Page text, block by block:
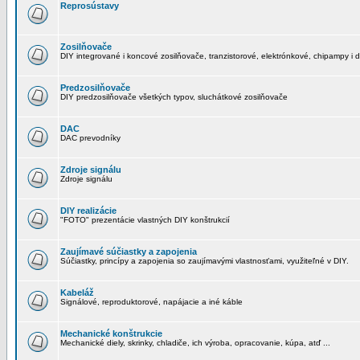
Reprosústavy
Zosilňovače
DIY integrované i koncové zosilňovače, tranzistorové, elektrónkové, chipampy i
Predzosilňovače
DIY predzosilňovače všetkých typov, sluchátkové zosilňovače
DAC
DAC prevodníky
Zdroje signálu
Zdroje signálu
DIY realizácie
"FOTO" prezentácie vlastných DIY konštrukcií
Zaujímavé súčiastky a zapojenia
Súčiastky, princípy a zapojenia so zaujímavými vlastnosťami, využiteľné v DIY.
Kabeláž
Signálové, reproduktorové, napájacie a iné káble
Mechanické konštrukcie
Mechanické diely, skrinky, chladiče, ich výroba, opracovanie, kúpa, atď ...